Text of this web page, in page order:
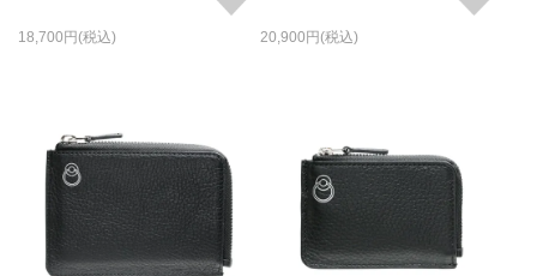
18,700 20,900